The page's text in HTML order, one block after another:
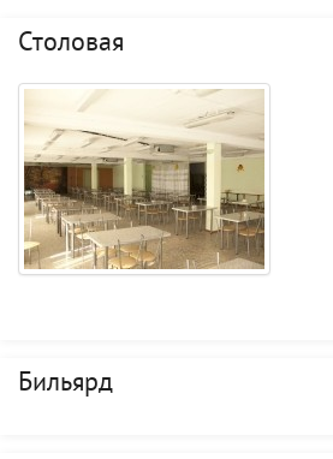
Столовая
Бильярд